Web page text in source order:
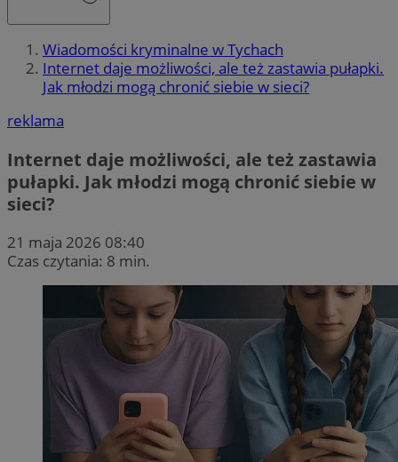
Wiadomości kryminalne w Tychach
Internet daje możliwości, ale też zastawia pułapki.
Jak młodzi mogą chronić siebie w sieci?
reklama
Internet daje możliwości, ale też zastawia
pułapki. Jak młodzi mogą chronić siebie w
sieci?
21 maja 2026 08:40
Czas czytania: 8 min.